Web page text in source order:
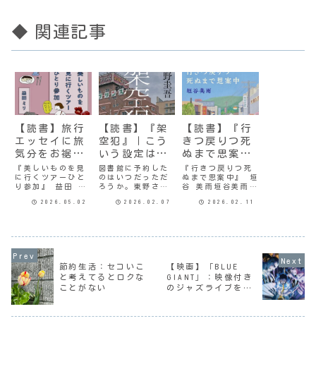
◆ 関連記事
【読書】旅行
エッセイに旅
気分をお裾分
けしてもらう
『美しいものを見
に行くツアーひと
り参加』 益田 ミ
な美しいものを見
のの、ひとりで海
外旅行はハードル
が高い。でも、添
乗員が同行するツ
アーならと、背中
を押されて参
加...
2026.05.02
【読書】『架
空犯』｜こう
いう設定は苦
手だ
図書館に予約した
のはいつだっただ
ろうか。東野さん
人以上の予約でい
圭吾タイトルが興
味深い。なんだ？
架空犯て…。物語
2026.02.07
【読書】『行
きつ戻りつ死
ぬまで思案
中』
『行きつ戻りつ死
ぬまで思案中』 垣
谷 美雨垣谷美雨さ
谷さんは1959年生
いのだけど、だい
たい同じぐらいと
いうことで共感で
2026.02.11
節約生活：セコいこ
と考えてるとロクな
ことがない
【映画】「BLUE
GIANT」：映像付き
のジャズライブを堪